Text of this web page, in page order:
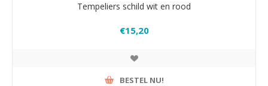
Tempeliers schild wit en rood
€15,20
BESTEL NU!